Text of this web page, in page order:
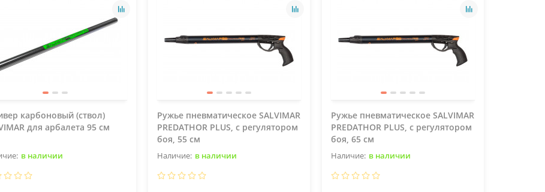
карбоновый (ствол)
для арбалета 95 см
в наличии
Ружье пневматическое SALVIMAR
PREDATHOR PLUS, с регулятором
боя, 55 см
в наличии
Ружье пневматическое SALVIMAR
PREDATHOR PLUS, с регулятором
боя, 65 см
в наличии